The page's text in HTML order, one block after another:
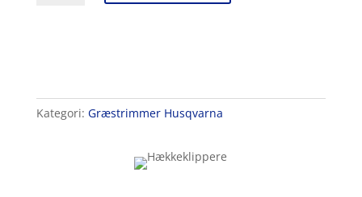
Kategori: Græstrimmer Husqvarna